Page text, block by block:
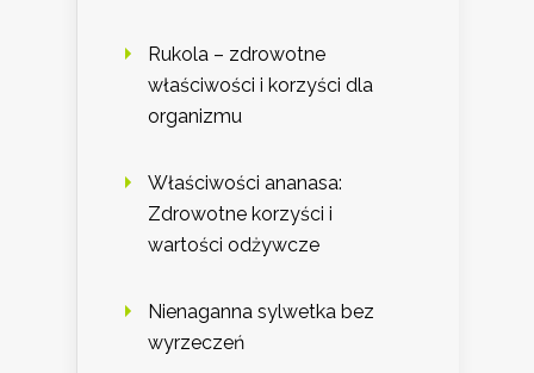
Rukola – zdrowotne
właściwości i korzyści dla
organizmu
Właściwości ananasa:
Zdrowotne korzyści i
wartości odżywcze
Nienaganna sylwetka bez
wyrzeczeń